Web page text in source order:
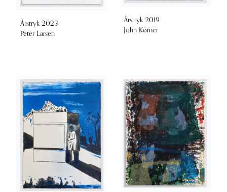
Årstryk 2023
Peter Larsen
Årstryk 2019
John Kørner